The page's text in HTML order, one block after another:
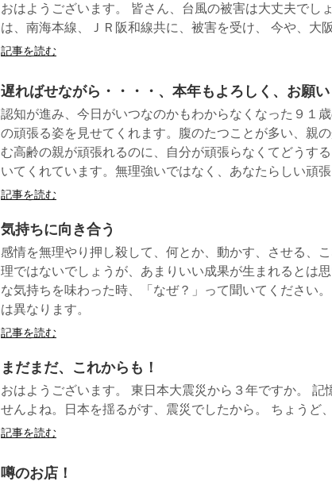
おはようございます。 皆さん、台風の被害は大丈夫でし
は、南海本線、ＪＲ阪和線共に、被害を受け、 今や、大
記事を読む
遅ればせながら・・・・、本年もよろしく、お願い
認知が進み、今日がいつなのかもわからなくなった９１
の頑張る姿を見せてくれます。腹のたつことが多い、親
む高齢の親が頑張れるのに、自分が頑張らなくてどうす
いてくれています。無理強いではなく、あなたらしい頑張
記事を読む
気持ちに向き合う
感情を無理やり押し殺して、何とか、動かす、させる、
理ではないでしょうが、あまりいい成果が生まれるとは
な気持ちを味わった時、「なぜ？」って聞いてください
は異なります。
記事を読む
まだまだ、これからも！
おはようございます。 東日本大震災から３年ですか。 記
せんよね。日本を揺るがす、震災でしたから。 ちょうど
記事を読む
噂のお店！